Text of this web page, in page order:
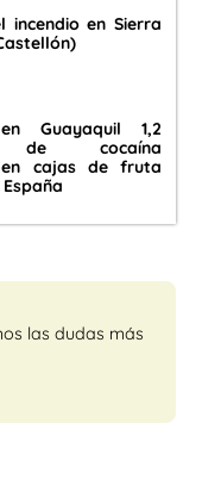
incendio en Sierra
Guayaquil 1,2
de cocaína
en cajas de fruta
las dudas más